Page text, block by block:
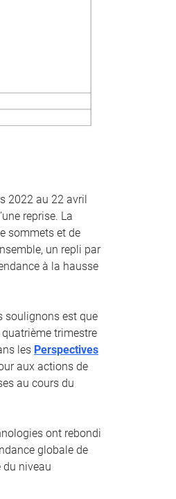
2022 au 22 avril
reprise. La
sommets et de
un repli par
à la hausse
soulignons est que
trimestre
les Perspectives
aux actions de
au cours du
ont rebondi
globale de
du niveau